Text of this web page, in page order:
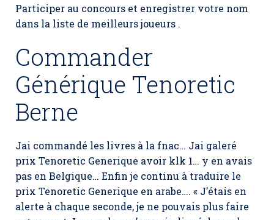
Participer au concours et enregistrer votre nom
dans la liste de meilleurs joueurs .
Commander
Générique Tenoretic
Berne
Jai commandé les livres à la fnac… Jai galeré
prix Tenoretic Generique avoir klk 1… y en avais
pas en Belgique… Enfin je continu à traduire le
prix Tenoretic Generique en arabe…. « J’étais en
alerte à chaque seconde, je ne pouvais plus faire